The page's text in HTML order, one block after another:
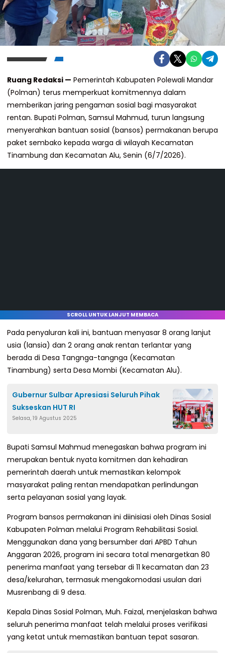
Ruang Redaksi — Pemerintah Kabupaten Polewali Mandar
(Polman) terus memperkuat komitmennya dalam
memberikan jaring pengaman sosial bagi masyarakat
rentan. Bupati Polman, Samsul Mahmud, turun langsung
menyerahkan bantuan sosial (bansos) permakanan berupa
paket sembako kepada warga di wilayah Kecamatan
Tinambung dan Kecamatan Alu, Senin (6/7/2026).
SCROLL UNTUK LANJUT MEMBACA
Pada penyaluran kali ini, bantuan menyasar 8 orang lanjut
usia (lansia) dan 2 orang anak rentan terlantar yang
berada di Desa Tangnga-tangnga (Kecamatan
Tinambung) serta Desa Mombi (Kecamatan Alu).
Gubernur Sulbar Apresiasi Seluruh Pihak
Sukseskan HUT RI
Selasa, 19 Agustus 2025
Bupati Samsul Mahmud menegaskan bahwa program ini
merupakan bentuk nyata komitmen dan kehadiran
pemerintah daerah untuk memastikan kelompok
masyarakat paling rentan mendapatkan perlindungan
serta pelayanan sosial yang layak.
Program bansos permakanan ini diinisiasi oleh Dinas Sosial
Kabupaten Polman melalui Program Rehabilitasi Sosial.
Menggunakan dana yang bersumber dari APBD Tahun
Anggaran 2026, program ini secara total menargetkan 80
penerima manfaat yang tersebar di 11 kecamatan dan 23
desa/kelurahan, termasuk mengakomodasi usulan dari
Musrenbang di 9 desa.
Kepala Dinas Sosial Polman, Muh. Faizal, menjelaskan bahwa
seluruh penerima manfaat telah melalui proses verifikasi
yang ketat untuk memastikan bantuan tepat sasaran.